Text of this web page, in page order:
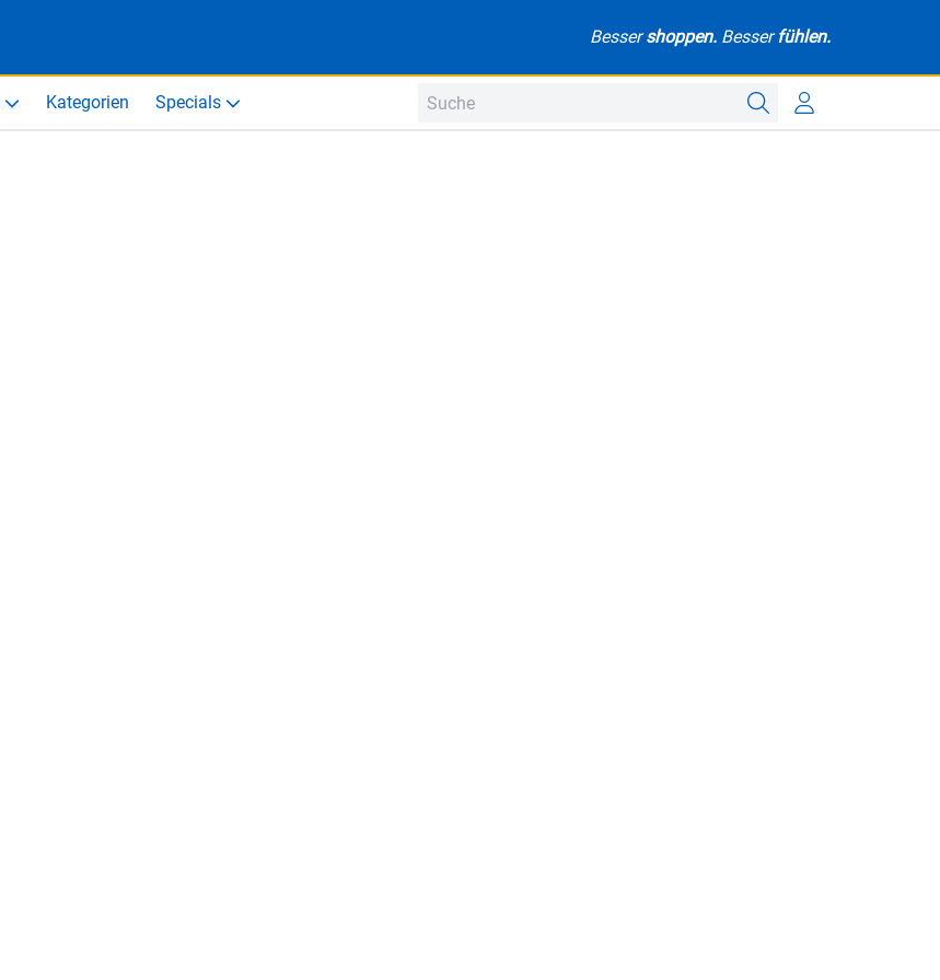
Bessershoppen. Besserfühlen.
Kategorien Specials